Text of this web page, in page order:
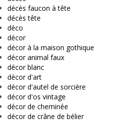
décès faucon à tête
décès tête
déco
décor
décor à la maison gothique
décor animal faux
décor blanc
décor d'art
décor d'autel de sorcière
décor d'os vintage
décor de cheminée
décor de crâne de bélier